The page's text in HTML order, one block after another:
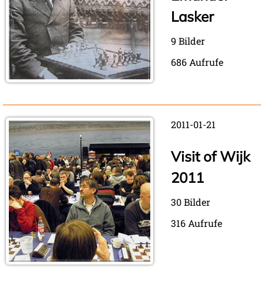
Lasker
9 Bilder
686 Aufrufe
2011-01-21
Visit of Wijk
2011
30 Bilder
316 Aufrufe